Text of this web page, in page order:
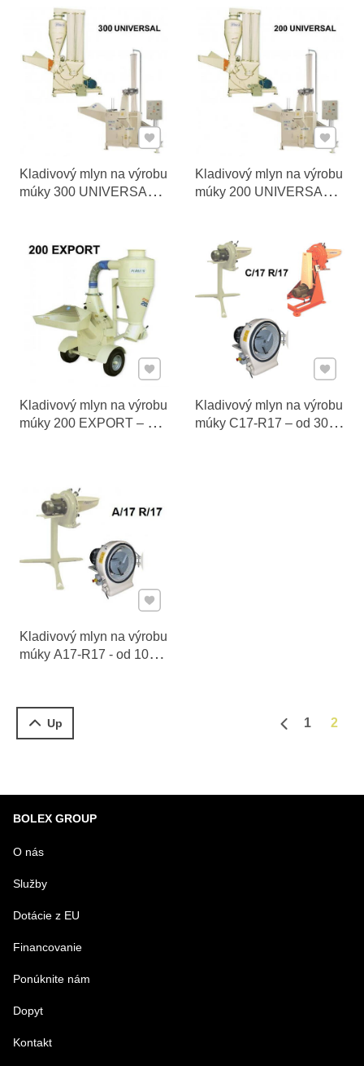
Kladivový mlyn na výrobu
múky 300 UNIVERSAL –
Pridať k Obľúbeným
Kladivový mlyn na výrobu
múky 200 UNIVERSAL –
Pridať k
Kladivový mlyn na výrobu
múky 200 EXPORT – od
Pridať k Obľúbeným
Kladivový mlyn na výrobu
múky C17-R17 – od 300
Pridať
Kladivový mlyn na výrobu
múky A17-R17 - od 100
Pridať k Obľúbeným
Up 1 2
BOLEX GROUP
O nás
Služby
Dotácie z EU
Financovanie
Ponúknite nám
Dopyt
Kontakt